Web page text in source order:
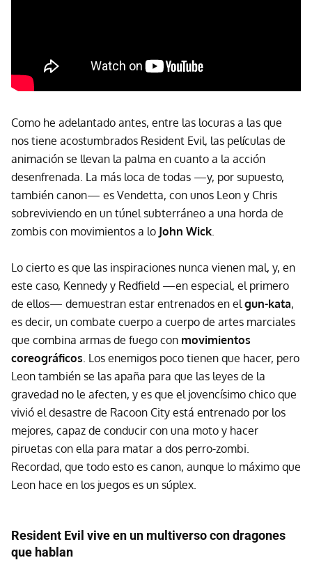
Como he adelantado antes, entre las locuras a las que
nos tiene acostumbrados Resident Evil, las películas de
animación se llevan la palma en cuanto a la acción
desenfrenada. La más loca de todas —y, por supuesto,
también canon— es Vendetta, con unos Leon y Chris
sobreviviendo en un túnel subterráneo a una horda de
zombis con movimientos a lo John Wick
Lo cierto es que las inspiraciones nunca vienen mal, y, en
este caso, Kennedy y Redfield —en especial, el primero
de ellos— demuestran estar entrenados en el gun-kata,
es decir, un combate cuerpo a cuerpo de artes marciales
que combina armas de fuego con movimientos
coreográficos . Los enemigos poco tienen que hacer, pero
Leon también se las apaña para que las leyes de la
gravedad no le afecten, y es que el jovencísimo chico que
vivió el desastre de Racoon City está entrenado por los
mejores, capaz de conducir con una moto y hacer
piruetas con ella para matar a dos perro-zombi.
Recordad, que todo esto es canon, aunque lo máximo que
Leon hace en los juegos es un súplex.
Resident Evil vive en un multiverso con dragones
que hablan